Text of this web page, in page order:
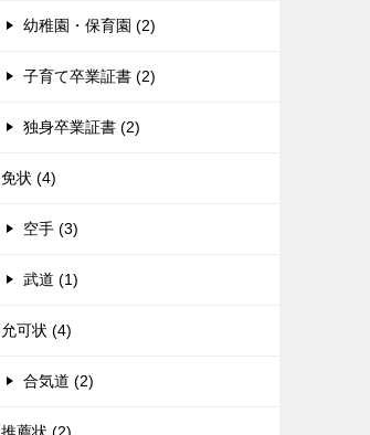
幼稚園・保育園 (2)
子育て卒業証書 (2)
独身卒業証書 (2)
免状 (4)
空手 (3)
武道 (1)
允可状 (4)
合気道 (2)